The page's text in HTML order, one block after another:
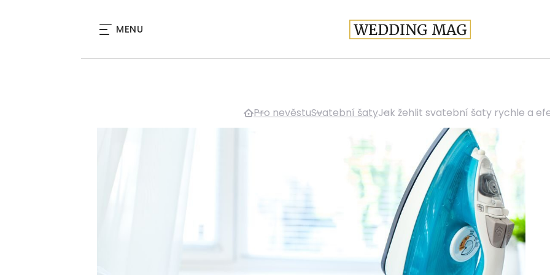
MENU
Pro nevěstuSvatební šatyJak žehlit svatební šaty rychle a